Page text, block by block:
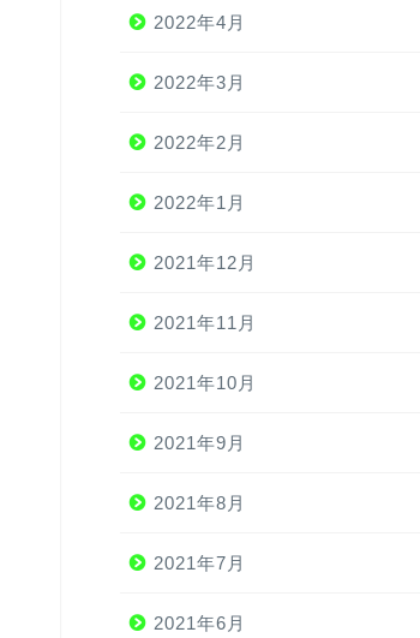
2022年4月
2022年3月
2022年2月
2022年1月
2021年12月
2021年11月
2021年10月
2021年9月
2021年8月
2021年7月
2021年6月